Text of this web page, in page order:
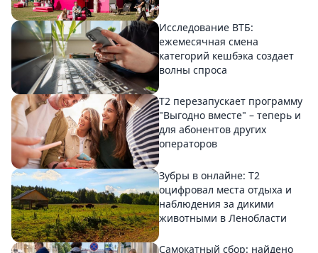
Исследование ВТБ:
ежемесячная смена
категорий кешбэка создает
волны спроса
Т2 перезапускает программу
"Выгодно вместе" – теперь и
для абонентов других
операторов
Зубры в онлайне: Т2
оцифровал места отдыха и
наблюдения за дикими
животными в Ленобласти
Самокатный сбор: найдено